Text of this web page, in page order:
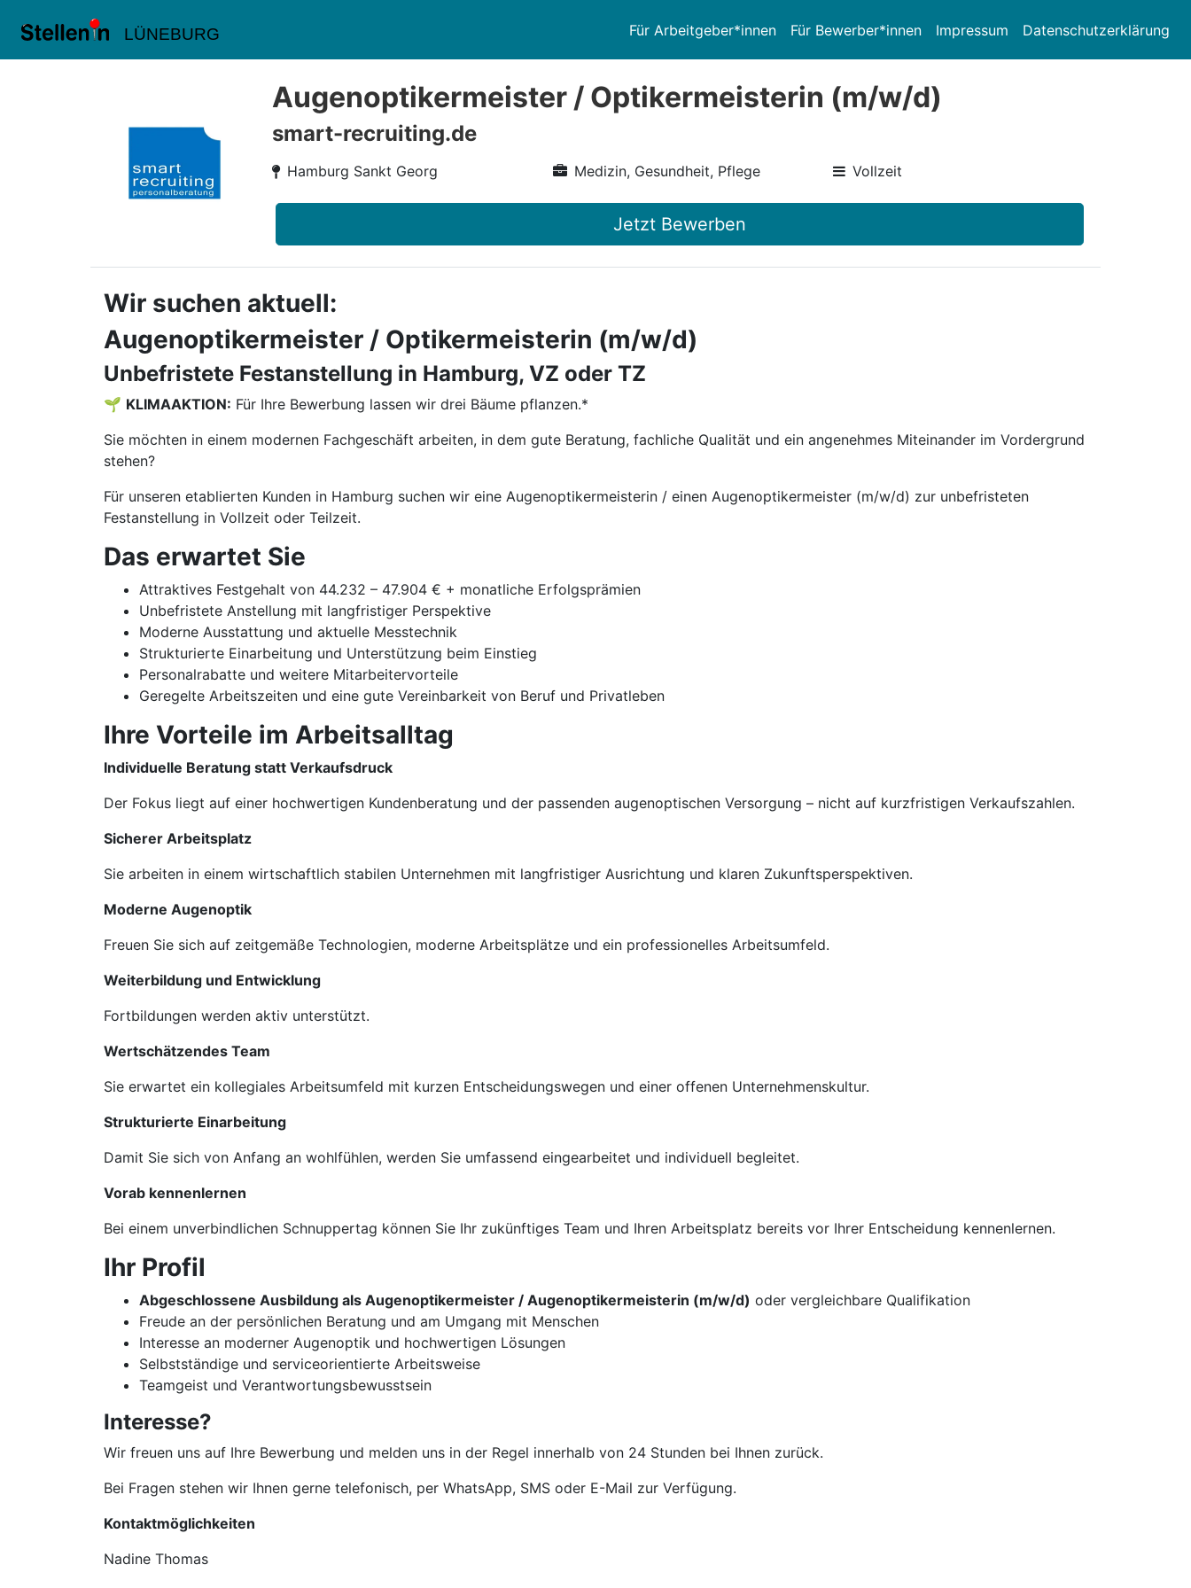
LÜNEBURG Für Arbeitgeber*innen Für Bewerber*innen Impressum Datenschutzerklärung
Augenoptikermeister / Optikermeisterin (m/w/d)
smart-recruiting.de
Hamburg Sankt Georg Medizin, Gesundheit, Pflege Vollzeit
Jetzt Bewerben
Wir suchen aktuell:
Augenoptikermeister / Optikermeisterin (m/w/d)
Unbefristete Festanstellung in Hamburg, VZ oder TZ
🌱 KLIMAAKTION: Für Ihre Bewerbung lassen wir drei Bäume pflanzen.*
Sie möchten in einem modernen Fachgeschäft arbeiten, in dem gute Beratung, fachliche Qualität und ein angenehmes Miteinander im Vordergrund
stehen?
Für unseren etablierten Kunden in Hamburg suchen wir eine Augenoptikermeisterin / einen Augenoptikermeister (m/w/d) zur unbefristeten
Festanstellung in Vollzeit oder Teilzeit.
Das erwartet Sie
Attraktives Festgehalt von 44.232 – 47.904 € + monatliche Erfolgsprämien
Unbefristete Anstellung mit langfristiger Perspektive
Moderne Ausstattung und aktuelle Messtechnik
Strukturierte Einarbeitung und Unterstützung beim Einstieg
Personalrabatte und weitere Mitarbeitervorteile
Geregelte Arbeitszeiten und eine gute Vereinbarkeit von Beruf und Privatleben
Ihre Vorteile im Arbeitsalltag
Individuelle Beratung statt Verkaufsdruck
Der Fokus liegt auf einer hochwertigen Kundenberatung und der passenden augenoptischen Versorgung – nicht auf kurzfristigen Verkaufszahlen.
Sicherer Arbeitsplatz
Sie arbeiten in einem wirtschaftlich stabilen Unternehmen mit langfristiger Ausrichtung und klaren Zukunftsperspektiven.
Moderne Augenoptik
Freuen Sie sich auf zeitgemäße Technologien, moderne Arbeitsplätze und ein professionelles Arbeitsumfeld.
Weiterbildung und Entwicklung
Fortbildungen werden aktiv unterstützt.
Wertschätzendes Team
Sie erwartet ein kollegiales Arbeitsumfeld mit kurzen Entscheidungswegen und einer offenen Unternehmenskultur.
Strukturierte Einarbeitung
Damit Sie sich von Anfang an wohlfühlen, werden Sie umfassend eingearbeitet und individuell begleitet.
Vorab kennenlernen
Bei einem unverbindlichen Schnuppertag können Sie Ihr zukünftiges Team und Ihren Arbeitsplatz bereits vor Ihrer Entscheidung kennenlernen.
Ihr Profil
Abgeschlossene Ausbildung als Augenoptikermeister / Augenoptikermeisterin (m/w/d) oder vergleichbare Qualifikation
Freude an der persönlichen Beratung und am Umgang mit Menschen
Interesse an moderner Augenoptik und hochwertigen Lösungen
Selbstständige und serviceorientierte Arbeitsweise
Teamgeist und Verantwortungsbewusstsein
Interesse?
Wir freuen uns auf Ihre Bewerbung und melden uns in der Regel innerhalb von 24 Stunden bei Ihnen zurück.
Bei Fragen stehen wir Ihnen gerne telefonisch, per WhatsApp, SMS oder E-Mail zur Verfügung.
Kontaktmöglichkeiten
Nadine Thomas